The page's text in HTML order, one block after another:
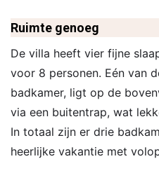
Ruimte genoeg
De villa heeft vier fijne
voor 8 personen. Eén van
badkamer, ligt op de
via een buitentrap, wat
In totaal zijn er drie
heerlijke vakantie met